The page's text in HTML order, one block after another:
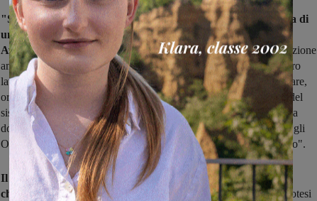
"Siamo garantisti e riteniamo che nessuno sia colpevole prima di
un giusto processo", è la premessa del gruppo di opposizione
Avanti Montevarchi."La notizia però è di quelle che turbano l'azione
amministrativa e politica. Che i giudici facciano velocemente il loro
lavoro e ci dicano cosa è realmente successo. A noi spetta di vigilare,
ora più che mai, sul rispetto dei contratti di servizio e l'efficienza del
sistema di raccolta e smaltimento dei rifiuti. Fin da domani e con la
dovuta consapelozza ci adopereremo affinchè siano utilizzati tutti gli
Organi Istituzionali per aumentare le necessarie attivitá di controllo".
Il capogruppo Pd in Regione Toscana, Leonardo Marras, ha
chiesto invece a Enrico Rossi di riferire in aula:"Si tratta di ipotesi